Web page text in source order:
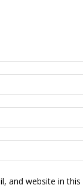
and website in